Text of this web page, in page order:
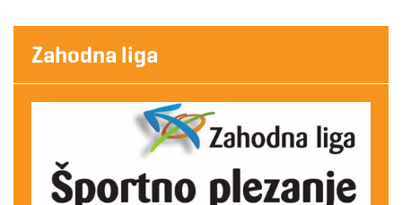
Zahodna liga